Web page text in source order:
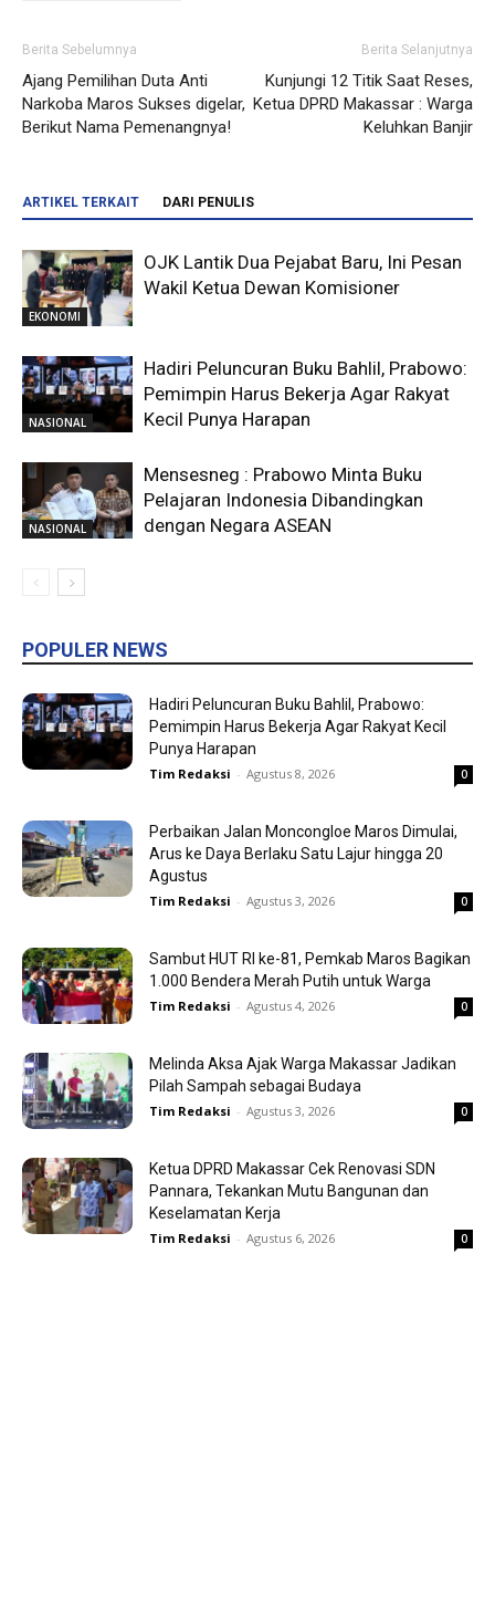
Berita Sebelumnya
Ajang Pemilihan Duta Anti
Narkoba Maros Sukses digelar,
Berikut Nama Pemenangnya!
Berita Selanjutnya
Kunjungi 12 Titik Saat Reses,
Ketua DPRD Makassar : Warga
Keluhkan Banjir
ARTIKEL TERKAIT DARI PENULIS
EKONOMI
OJK Lantik Dua Pejabat Baru, Ini Pesan
Wakil Ketua Dewan Komisioner
NASIONAL
Hadiri Peluncuran Buku Bahlil, Prabowo:
Pemimpin Harus Bekerja Agar Rakyat
Kecil Punya Harapan
NASIONAL
Mensesneg : Prabowo Minta Buku
Pelajaran Indonesia Dibandingkan
dengan Negara ASEAN
POPULER NEWS
Hadiri Peluncuran Buku Bahlil, Prabowo:
Pemimpin Harus Bekerja Agar Rakyat Kecil
Punya Harapan
Tim Redaksi - Agustus 8, 2026 0
Perbaikan Jalan Moncongloe Maros Dimulai,
Arus ke Daya Berlaku Satu Lajur hingga 20
Agustus
Tim Redaksi - Agustus 3, 2026 0
Sambut HUT RI ke-81, Pemkab Maros Bagikan
1.000 Bendera Merah Putih untuk Warga
Tim Redaksi - Agustus 4, 2026 0
Melinda Aksa Ajak Warga Makassar Jadikan
Pilah Sampah sebagai Budaya
Tim Redaksi - Agustus 3, 2026 0
Ketua DPRD Makassar Cek Renovasi SDN
Pannara, Tekankan Mutu Bangunan dan
Keselamatan Kerja
Tim Redaksi - Agustus 6, 2026 0